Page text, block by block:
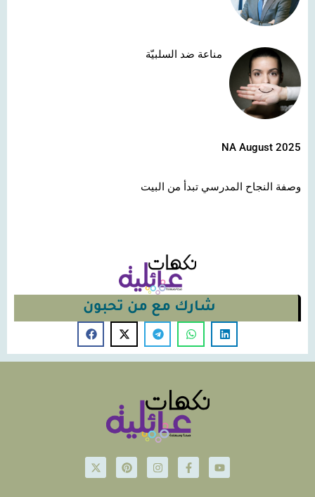
مناعة ضد السلبيّة
NA August 2025
وصفة النجاح المدرسي تبدأ من البيت
شارك مع من تحبون